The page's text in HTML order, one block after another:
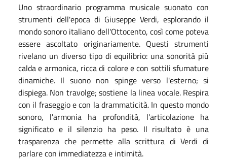
Uno straordinario programma musicale suonato con
strumenti dell'epoca di Giuseppe Verdi, esplorando il
mondo sonoro italiano dell'Ottocento, così come poteva
essere ascoltato originariamente. Questi strumenti
rivelano un diverso tipo di equilibrio: una sonorità più
calda e armonica, ricca di colore e con sottili sfumature
dinamiche. Il suono non spinge verso l'esterno; si
dispiega. Non travolge; sostiene la linea vocale. Respira
con il fraseggio e con la drammaticità. In questo mondo
sonoro, l'armonia ha profondità, l'articolazione ha
significato e il silenzio ha peso. Il risultato è una
trasparenza che permette alla scrittura di Verdi di
parlare con immediatezza e intimità.